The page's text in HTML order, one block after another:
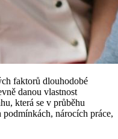
faktorů dlouhodobé
danou vlastnost
která se v průběhu
nárocích práce,